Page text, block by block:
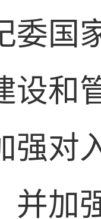
委国
设和
强
并加